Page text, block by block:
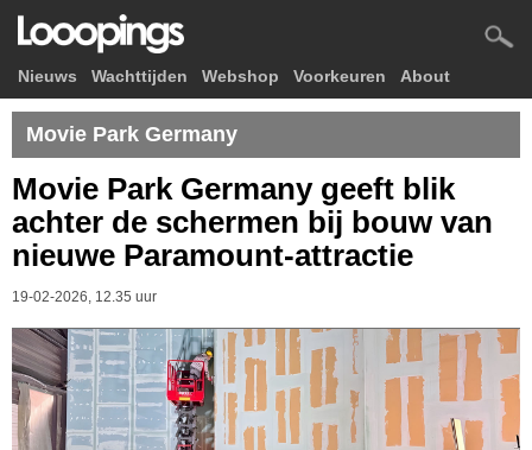
Nieuws Wachttijden Webshop Voorkeuren About
Movie Park Germany
Movie Park Germany geeft blik
achter de schermen bij bouw van
nieuwe Paramount-attractie
19-02-2026, 12.35 uur